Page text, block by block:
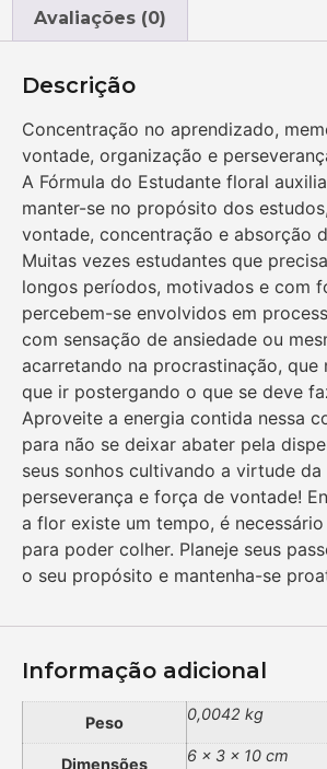
Avaliações (0)
Descrição
Concentração no aprendizado,
vontade, organização e
A Fórmula do Estudante floral
manter-se no propósito dos
vontade, concentração e absorção
Muitas vezes estudantes que
longos períodos, motivados e com
percebem-se envolvidos em
com sensação de ansiedade ou
acarretando na procrastinação, que
que ir postergando o que se deve
Aproveite a energia contida nessa
para não se deixar abater pela
seus sonhos cultivando a virtude da
perseverança e força de vontade!
a flor existe um tempo, é
para poder colher. Planeje seus
o seu propósito e mantenha-se
Informação adicional
Peso 0,0042 kg
Dimensões 6 × 3 × 10 cm